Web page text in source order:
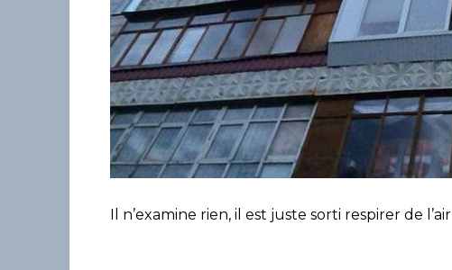
Il n’examine rien, il est juste sorti respirer de l’air